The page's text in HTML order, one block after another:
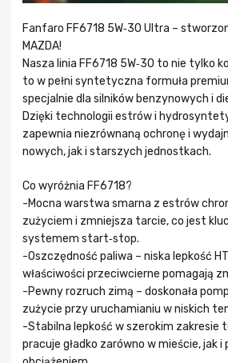
Fanfaro FF6718 5W‑30 Ultra –
MAZDA!
Nasza linia FF6718 5W‑30 to nie tylko
to w pełni syntetyczna formuła
specjalnie dla silników benzynowych i
Dzięki technologii estrów i
zapewnia niezrównaną ochronę i
nowych, jak i starszych jednostkach.
Co wyróżnia FF6718?
-Mocna warstwa smarna z estrów
zużyciem i zmniejsza tarcie, co jest
systemem start‑stop.
-Oszczędność paliwa – niska lepkość
właściwości przeciwcierne pomagają
-Pewny rozruch zimą – doskonała
zużycie przy uruchamianiu w niskich
-Stabilna lepkość w szerokim zakresie
pracuje gładko zarówno w mieście, jak i